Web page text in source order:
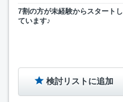
7割の方が未経験からスタートし
ています♪
検討リストに追加